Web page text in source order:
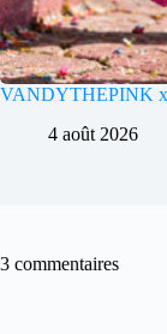
VANDYTHEPINK x
4 août 2026
3 commentaires